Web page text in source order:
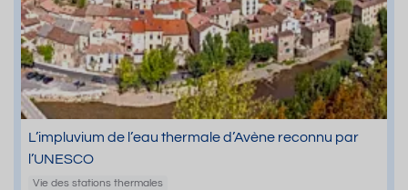
L’impluvium de l’eau thermale d’Avène reconnu par
l’UNESCO
Vie des stations thermales